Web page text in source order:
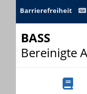
Barrierefreiheit
BASS
Bereinigte